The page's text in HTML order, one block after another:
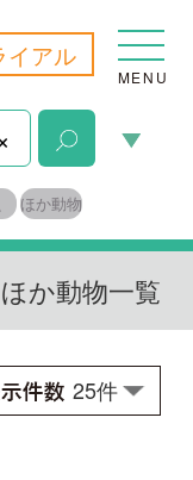
MENU
物一覧